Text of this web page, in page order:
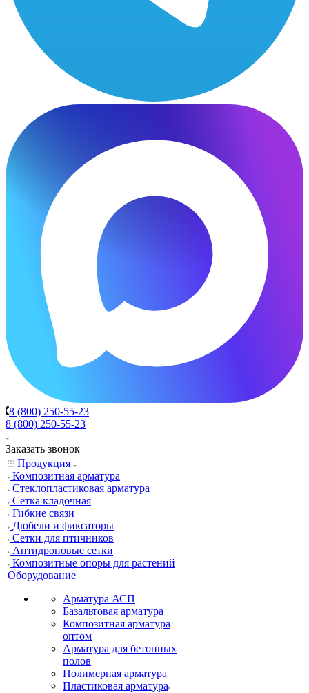
8 (800) 250-55-23
8 (800) 250-55-23
Заказать звонок
Продукция
Композитная арматура
Cтеклопластиковая арматура
Сетка кладочная
Гибкие связи
Дюбели и фиксаторы
Сетки для птичников
Антидроновые сетки
Композитные опоры для растений
Оборудование
Арматура АСП
Базальтовая арматура
Композитная арматура
оптом
Арматура для бетонных
полов
Полимерная арматура
Пластиковая арматура